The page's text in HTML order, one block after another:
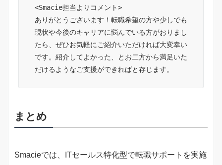
<Smacie担当よりコメント>
ありがとうございます！転職希望の方や少しでも
現状や今後のキャリアに悩んでいる方がおりまし
たら、ぜひお気軽にご紹介いただければ大変幸い
です。紹介してよかった、とお二方から満足いた
だけるようなご支援ができればと存じます。
まとめ
Smacieでは、ITセールス特化型で転職サポートを実施